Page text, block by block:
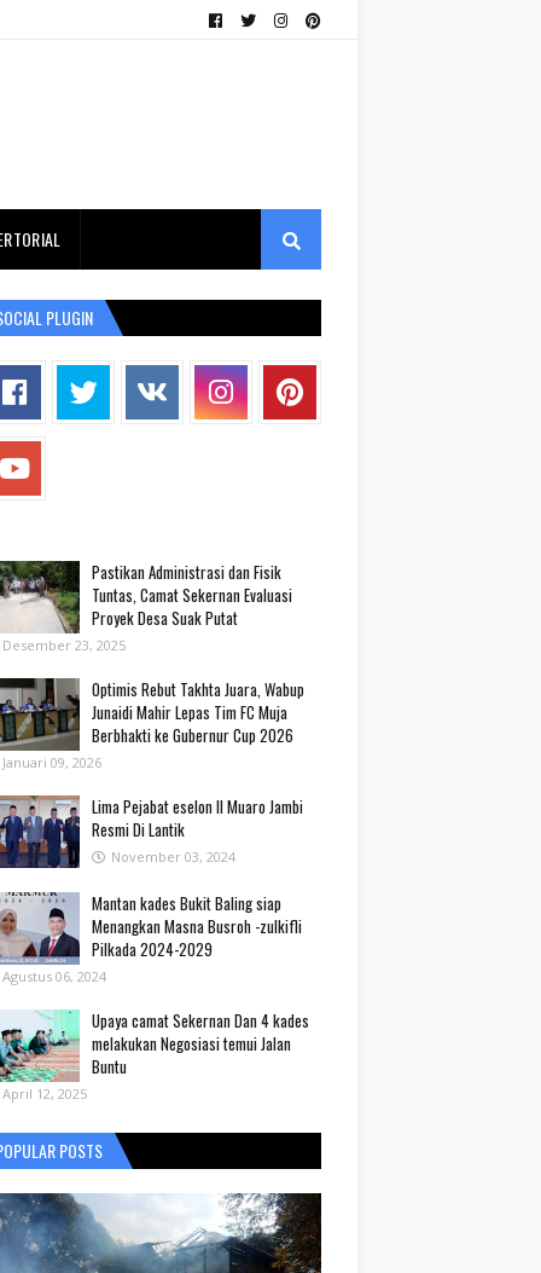
PLUGIN
Pastikan Administrasi dan Fisik
Tuntas, Camat Sekernan Evaluasi
Proyek Desa Suak Putat
Desember 23, 2025
Optimis Rebut Takhta Juara, Wabup
Junaidi Mahir Lepas Tim FC Muja
Berbhakti ke Gubernur Cup 2026
Januari 09, 2026
Lima Pejabat eselon II Muaro Jambi
Resmi Di Lantik
November 03, 2024
Mantan kades Bukit Baling siap
Menangkan Masna Busroh -zulkifli
Pilkada 2024-2029
Agustus 06, 2024
Upaya camat Sekernan Dan 4 kades
melakukan Negosiasi temui Jalan
Buntu
April 12, 2025
POSTS